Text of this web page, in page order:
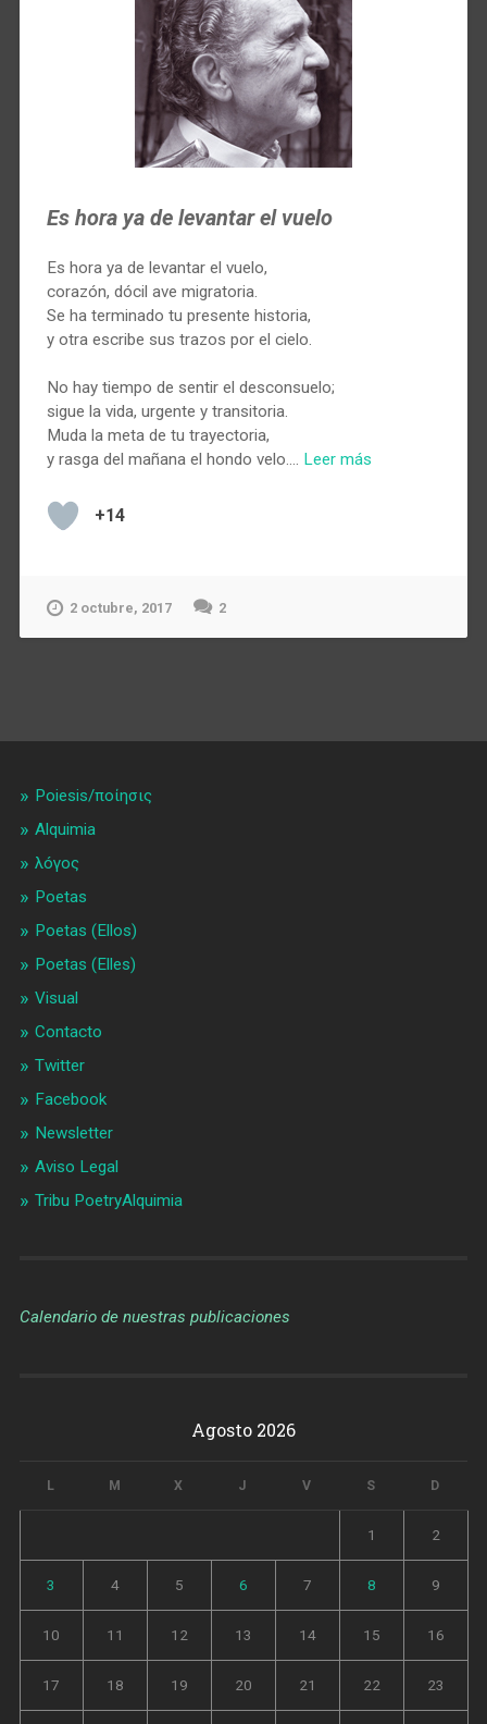
Es hora ya de levantar el vuelo
Es hora ya de levantar el vuelo,
corazón, dócil ave migratoria.
Se ha terminado tu presente historia,
y otra escribe sus trazos por el cielo.
No hay tiempo de sentir el desconsuelo;
sigue la vida, urgente y transitoria.
Muda la meta de tu trayectoria,
y rasga del mañana el hondo velo.… Leer más
+14
2 octubre, 2017 2
Poiesis/ποίησις
Alquimia
λóγος
Poetas
Poetas (Ellos)
Poetas (Elles)
Visual
Contacto
Twitter
Facebook
Newsletter
Aviso Legal
Tribu PoetryAlquimia
Calendario de nuestras publicaciones
Agosto 2026
L M X J V S D
1 2
3 4 5 6 7 8 9
10 11 12 13 14 15 16
17 18 19 20 21 22 23